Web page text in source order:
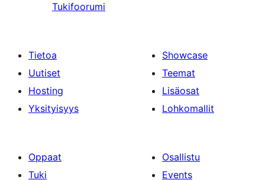
Tukifoorumi
Tietoa
Uutiset
Hosting
Yksityisyys
Showcase
Teemat
Lisäosat
Lohkomallit
Oppaat
Tuki
Osallistu
Events